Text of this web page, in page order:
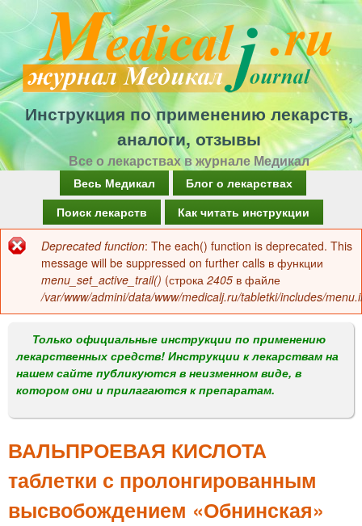
Перейти
к
основному
содержанию
Инструкция по применению лекарств,
аналоги, отзывы
Все о лекарствах в журнале Медикал
а
в
о
м
е
н
Весь Медикал
Блог о лекарствах
Поиск лекарств
Как читать инструкции
Сообщение
об
ошибке
Deprecated function: The each() function is deprecated. This
message will be suppressed on further calls в функции
menu_set_active_trail() (строка 2405 в файле
/var/www/admini/data/www/medicalj.ru/tabletki/includes/
Только официальные инструкции по применению
лекарственных средств! Инструкции к лекарствам на
нашем сайте публикуются в неизменном виде, в
котором они и прилагаются к препаратам.
ВАЛЬПРОЕВАЯ КИСЛОТА
таблетки с пролонгированным
высвобождением «Обнинская»